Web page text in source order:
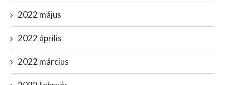
2022 május
2022 április
2022 március